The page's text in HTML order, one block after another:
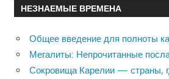
по
записям
НЕЗНАЕМЫЕ ВРЕМЕНА
Общее введение для полноты
Мегалиты: Непрочитанные
Сокровища Карелии — страны,